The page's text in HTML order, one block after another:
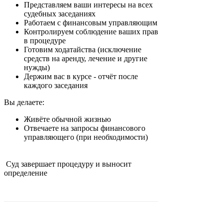
Представляем ваши интересы на всех
судебных заседаниях
Работаем с финансовым управляющим
Контролируем соблюдение ваших прав
в процедуре
Готовим ходатайства (исключение
средств на аренду, лечение и другие
нужды)
Держим вас в курсе - отчёт после
каждого заседания
Вы делаете:
Живёте обычной жизнью
Отвечаете на запросы финансового
управляющего (при необходимости)
Суд завершает процедуру и выносит
определение